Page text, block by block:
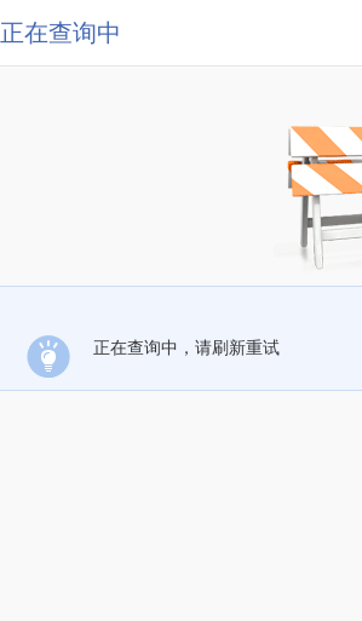
正在查询中
正在查询中，请刷新重试